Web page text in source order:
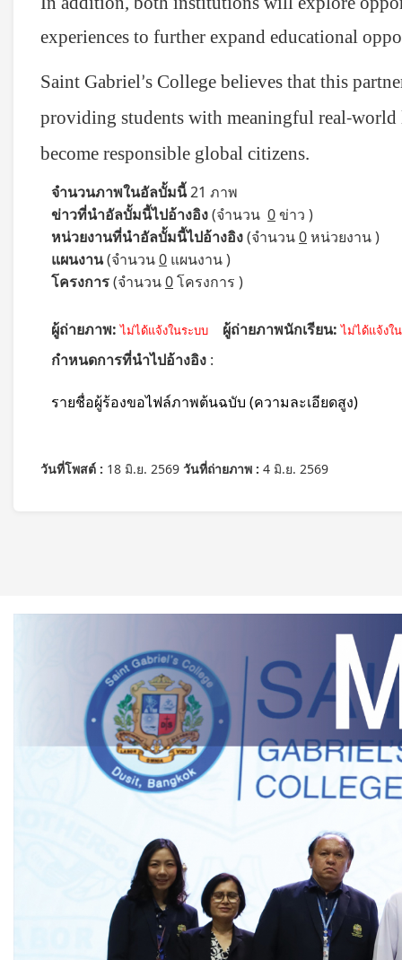
experiences to further expand educational
Saint Gabriel’s College believes that this
providing students with meaningful real-world
become responsible global citizens.
จำนวนภาพในอัลบั้มนี้21 ภาพ
ข่าวที่นำอัลบั้มนี้ไปอ้างอิง(จำนวน 0ข่าว )
หน่วยงานที่นำอัลบั้มนี้ไปอ้างอิง(จำนวน0หน่วยงาน )
แผนงาน(จำนวน0 แผนงาน )
โครงการ(จำนวน0โครงการ )
ผู้ถ่ายภาพ: ไม่ได้แจ้งในระบบ ผู้ถ่ายภาพนักเรียน: ไม่ได้แจ้งใ
กำหนดการที่นำไปอ้างอิง :
รายชื่อผู้ร้องขอไฟล์ภาพต้นฉบับ (ความละเอียดสูง)
วันที่โพสต์ : 18 มิ.ย. 2569 วันที่ถ่ายภาพ : 4 มิ.ย. 2569